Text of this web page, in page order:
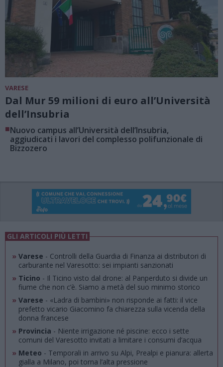
VARESE
Dal Mur 59 milioni di euro all’Università
dell’Insubria
■Nuovo campus all’Università dell’Insubria,
aggiudicati i lavori del complesso polifunzionale di
Bizzozero
GLI ARTICOLI PIÙ LETTI
» Varese - Controlli della Guardia di Finanza ai distributori di
carburante nel Varesotto: sei impianti sanzionati
» Ticino - Il Ticino visto dal drone: al Panperduto si divide un
fiume che non c’è. Siamo a metà del suo minimo storico
» Varese - «Ladra di bambini» non risponde ai fatti: il vice
prefetto vicario Giacomino fa chiarezza sulla vicenda della
donna francese
» Provincia - Niente irrigazione né piscine: ecco i sette
comuni del Varesotto invitati a limitare i consumi d’acqua
» Meteo - Temporali in arrivo su Alpi, Prealpi e pianura: allerta
gialla a Milano, poi torna l’alta pressione